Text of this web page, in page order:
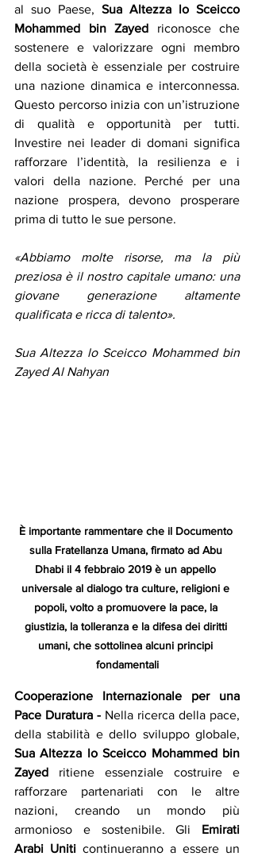
al suo Paese, Sua Altezza lo Sceicco
Mohammed bin Zayed riconosce che
sostenere e valorizzare ogni membro
della società è essenziale per costruire
una nazione dinamica e interconnessa.
Questo percorso inizia con un’istruzione
di qualità e opportunità per tutti.
Investire nei leader di domani significa
rafforzare l’identità, la resilienza e i
valori della nazione. Perché per una
nazione prospera, devono prosperare
prima di tutto le sue persone.
«Abbiamo molte risorse, ma la più
preziosa è il nostro capitale umano: una
giovane generazione altamente
qualificata e ricca di talento».
Sua Altezza lo Sceicco Mohammed bin
Zayed Al Nahyan
È importante rammentare che il Documento
sulla Fratellanza Umana, firmato ad Abu
Dhabi il 4 febbraio 2019 è un appello
universale al dialogo tra culture, religioni e
popoli, volto a promuovere la pace, la
giustizia, la tolleranza e la difesa dei diritti
umani, che sottolinea alcuni principi
fondamentali
Cooperazione Internazionale per una
Pace Duratura - Nella ricerca della pace,
Sua Altezza lo Sceicco Mohammed bin
Zayed ritiene essenziale costruire e
rafforzare partenariati con le altre
nazioni, creando un mondo più
armonioso e sostenibile. Gli Emirati
Arabi Uniti continueranno a essere un